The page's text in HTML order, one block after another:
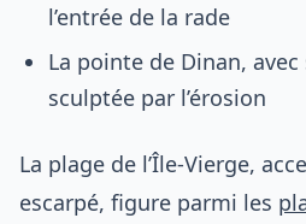
l’entrée de la rade
La pointe de Dinan,
sculptée par l’érosion
La plage de l’Île-Vierge,
escarpé, figure parmi les